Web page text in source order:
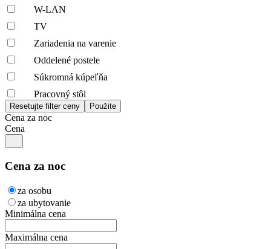
W-LAN
TV
Zariadenia na varenie
Oddelené postele
Súkromná kúpeľňa
Pracovný stôl
Cena za noc
Cena
Cena za noc
za osobu
za ubytovanie
Minimálna cena
Maximálna cena